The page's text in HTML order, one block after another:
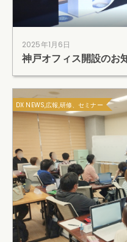
2025年1月6日
神戸オフィス開設のお
DX NEWS,広報,研修、セミナー